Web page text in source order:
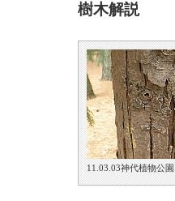
樹木解説
11.03.03神代植物公園